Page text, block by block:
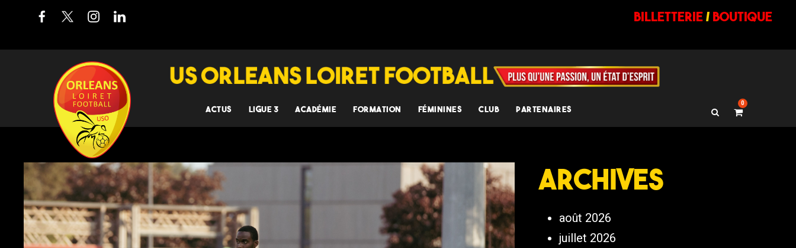
billetterie/ BOUTIQUE
ACTUS LIGUE 3 ACADÉMIE FORMATION FÉMININES CLUB PARTENAIRES
0
Archives
août 2026
juillet 2026